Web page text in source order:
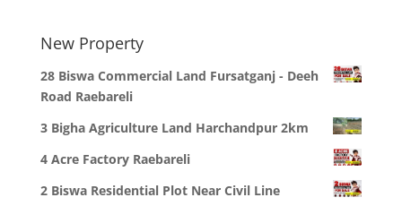
New Property
28 Biswa Commercial Land Fursatganj - Deeh
Road Raebareli
3 Bigha Agriculture Land Harchandpur 2km
4 Acre Factory Raebareli
2 Biswa Residential Plot Near Civil Line